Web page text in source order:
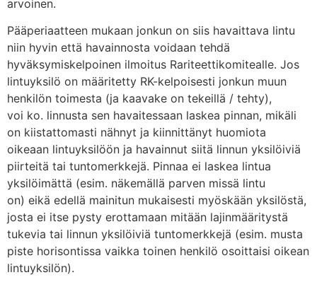
arvoinen.
Pääperiaatteen mukaan jonkun on siis havaittava lintu
niin hyvin että havainnosta voidaan tehdä
hyväksymiskelpoinen ilmoitus Rariteettikomitealle. Jos
lintuyksilö on määritetty RK-kelpoisesti jonkun muun
henkilön toimesta (ja kaavake on tekeillä / tehty),
voi ko. linnusta sen havaitessaan laskea pinnan, mikäli
on kiistattomasti nähnyt ja kiinnittänyt huomiota
oikeaan lintuyksilöön ja havainnut siitä linnun yksilöiviä
piirteitä tai tuntomerkkejä. Pinnaa ei laskea lintua
yksilöimättä (esim. näkemällä parven missä lintu
on) eikä edellä mainitun mukaisesti myöskään yksilöstä,
josta ei itse pysty erottamaan mitään lajinmääritystä
tukevia tai linnun yksilöiviä tuntomerkkejä (esim. musta
piste horisontissa vaikka toinen henkilö osoittaisi oikean
lintuyksilön).